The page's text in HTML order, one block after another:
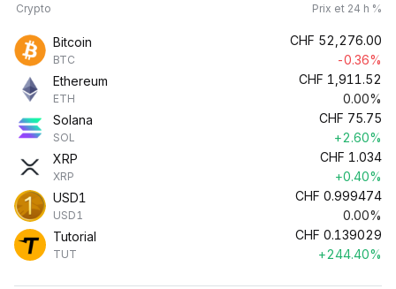
Crypto Prix et 24 h %
Bitcoin
BTC
CHF 52,276.00
-0.36%
Ethereum
ETH
CHF 1,911.52
0.00%
Solana
SOL
CHF 75.75
+2.60%
XRP
XRP
CHF 1.034
+0.40%
USD1
USD1
CHF 0.999474
0.00%
Tutorial
TUT
CHF 0.139029
+244.40%